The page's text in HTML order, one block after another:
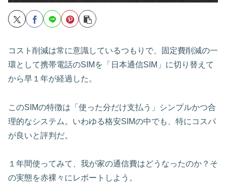
コスト削減は常に意識しているつもりで、固定費削減の一
環として携帯電話のSIMを「日本通信SIM」に切り替えて
から早１年が経過した。
このSIMの特徴は「使った分だけ支払う」シンプルかつ合
理的なシステム。いわゆる格安SIMの中でも、特にコスパ
が良いと評判だ。
１年間使ってみて、我が家の通信費はどうなったのか？そ
の実態を赤裸々にレポートしよう。